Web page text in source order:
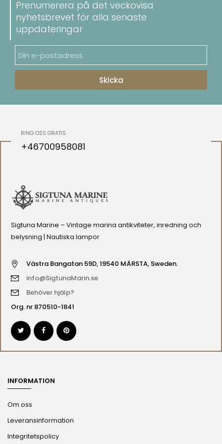
Prenumerera på det veckovisa
nyhetsbrevet för alla senaste
uppdateringar
Skicka
RING OSS GRATIS
+46700958081
Sigtuna Marine – Vintage marina antikviteter, inredning och
belysning | Nautiska lampor
Västra Bangatan 59D, 19540 MÄRSTA, Sweden.
info@SigtunaMarin.se
Behöver hjälp?
Org. nr 870510-1841
INFORMATION
Om oss
Leveransinformation
Integritetspolicy